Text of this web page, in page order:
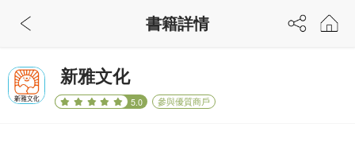
新雅文化
5.0 參與優質商戶
書籍詳情